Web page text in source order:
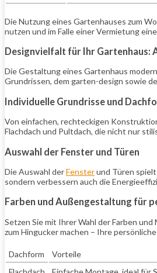
Die Nutzung eines Gartenhauses zum
nutzen und im Falle einer Vermietung
Designvielfalt für Ihr Gartenhaus:
Die Gestaltung eines Gartenhaus
Grundrissen, dem garten-design sowie
Individuelle Grundrisse und
Von einfachen, rechteckigen
Flachdach und Pultdach, die nicht nur
Auswahl der Fenster und Türen
Die Auswahl derFensterund Türen
sondern verbessern auch die
Farben und Außengestaltung für
Setzen Sie mit Ihrer Wahl der Farben
zum Hingucker machen – Ihre
Dachform
Vorteile